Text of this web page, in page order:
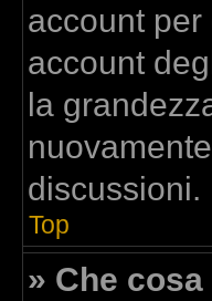
account
account
la
discussioni.
Top
» Che cosa